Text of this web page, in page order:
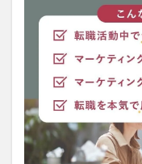
株式
会社
の平
均年
収
2.1